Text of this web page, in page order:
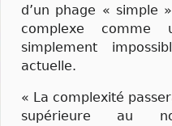
d’un phage « simple
complexe
simplement
actuelle.
« La complexité
supérieure au